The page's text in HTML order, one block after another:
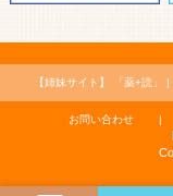
【姉妹サイト】 「薬+読」
お問い合わせ